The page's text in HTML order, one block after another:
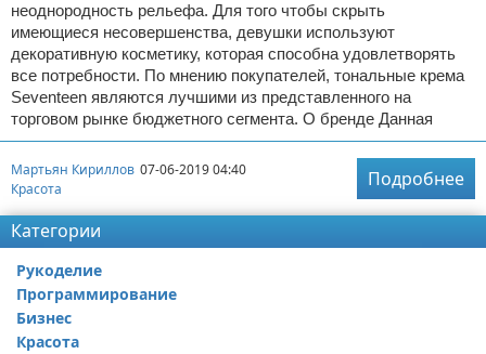
неоднородность рельефа. Для того чтобы скрыть
имеющиеся несовершенства, девушки используют
декоративную косметику, которая способна удовлетворять
все потребности. По мнению покупателей, тональные крема
Seventeen являются лучшими из представленного на
торговом рынке бюджетного сегмента. О бренде Данная
Мартьян Кириллов 07-06-2019 04:40
Красота
Подробнее
Категории
Рукоделие
Программирование
Бизнес
Красота